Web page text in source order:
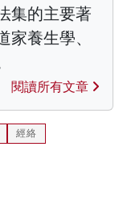
集的主要著
養生學、
閱讀所有文章
經絡